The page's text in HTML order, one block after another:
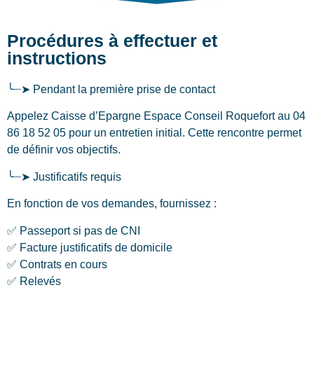
Procédures à effectuer et
instructions
╰┈➤ Pendant la première prise de contact
Appelez Caisse d’Epargne Espace Conseil Roquefort au 04
86 18 52 05 pour un entretien initial. Cette rencontre permet
de définir vos objectifs.
╰┈➤ Justificatifs requis
En fonction de vos demandes, fournissez :
✅ Passeport si pas de CNI
✅ Facture justificatifs de domicile
✅ Contrats en cours
✅ Relevés